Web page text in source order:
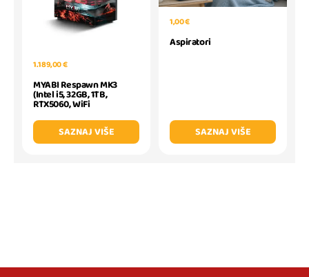
1.189,00 €
MYABI Respawn MK3
(Intel i5, 32GB, 1TB,
RTX5060, WiFi
SAZNAJ VIŠE
1,00 €
Aspiratori
SAZNAJ VIŠE